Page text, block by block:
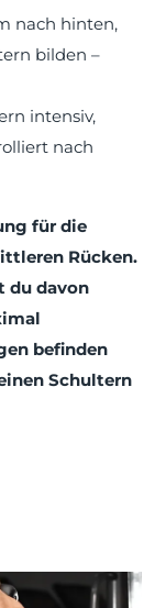
nach hinten,
bilden –
intensiv,
nach
für die
Rücken.
du davon
befinden
Schultern